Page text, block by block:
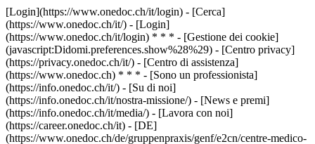
[Login](https://www.onedoc.ch/it/login) - [Cerca]
(https://www.onedoc.ch/it/) - [Login]
(https://www.onedoc.ch/it/login) * * * - [Gestione dei cookie]
(javascript:Didomi.preferences.show%28%29) - [Centro privacy]
(https://privacy.onedoc.ch/it/) - [Centro di assistenza]
(https://www.onedoc.ch) * * * - [Sono un professionista]
(https://info.onedoc.ch/it/) - [Su di noi]
(https://info.onedoc.ch/it/nostra-missione/) - [News e premi]
(https://info.onedoc.ch/it/media/) - [Lavora con noi]
(https://career.onedoc.ch/it) - [DE]
(https://www.onedoc.ch/de/gruppenpraxis/genf/e2cn/centre-medico-